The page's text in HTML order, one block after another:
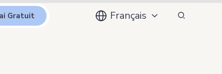
Gratuit Français Rechercher